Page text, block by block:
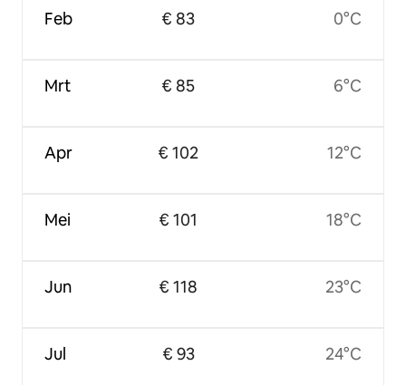
Feb
Mrt
Apr
Mei
Jun
Jul
€ 83
€ 85
€ 102
€ 101
€ 118
€ 93
0°C
6°C
12°C
18°C
23°C
24°C